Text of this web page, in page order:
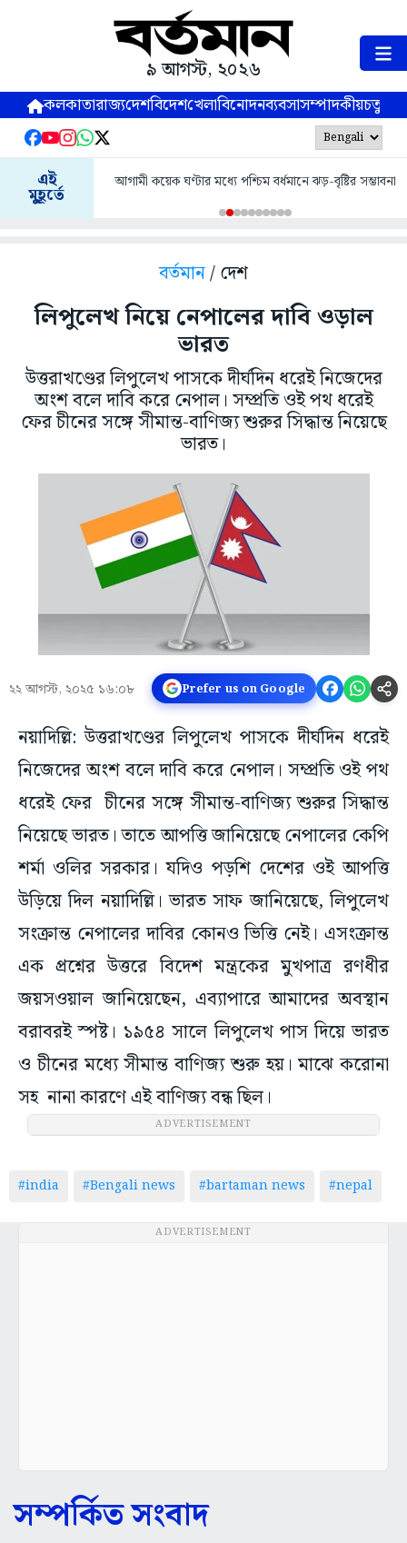
৯ আগস্ট, ২০২৬
কলকাতারাজ্যদেশবিদেশখেলাবিনোদনব্যবসাসম্পাদকীয়
এই
মুহূর্তে
আগামী কয়েক ঘণ্টার মধ্যে পশ্চিম বর্ধমানে ঝড়-বৃষ্টির সম্ভাবনা
বর্তমান/ দেশ
লিপুলেখ নিয়ে নেপালের দাবি ওড়াল
ভারত
উত্তরাখণ্ডের লিপুলেখ পাসকে দীর্ঘদিন ধরেই নিজেদের
অংশ বলে দাবি করে নেপাল। সম্প্রতি ওই পথ ধরেই
ফের চীনের সঙ্গে সীমান্ত-বাণিজ্য শুরুর সিদ্ধান্ত নিয়েছে
ভারত।
২২ আগস্ট, ২০২৫ ১৬:০৮ Prefer us on Google
নয়াদিল্লি: উত্তরাখণ্ডের লিপুলেখ পাসকে দীর্ঘদিন ধরেই
নিজেদের অংশ বলে দাবি করে নেপাল। সম্প্রতি ওই পথ
ধরেই ফের চীনের সঙ্গে সীমান্ত-বাণিজ্য শুরুর সিদ্ধান্ত
নিয়েছে ভারত। তাতে আপত্তি জানিয়েছে নেপালের কেপি
শর্মা ওলির সরকার। যদিও পড়শি দেশের ওই আপত্তি
উড়িয়ে দিল নয়াদিল্লি। ভারত সাফ জানিয়েছে, লিপুলেখ
সংক্রান্ত নেপালের দাবির কোনও ভিত্তি নেই। এসংক্রান্ত
এক প্রশ্নের উত্তরে বিদেশ মন্ত্রকের মুখপাত্র রণধীর
জয়সওয়াল জানিয়েছেন, এব্যাপারে আমাদের অবস্থান
বরাবরই স্পষ্ট। ১৯৫৪ সালে লিপুলেখ পাস দিয়ে ভারত
ও চীনের মধ্যে সীমান্ত বাণিজ্য শুরু হয়। মাঝে করোনা
সহ নানা কারণে এই বাণিজ্য বন্ধ ছিল।
ADVERTISEMENT
#india #Bengali news #bartaman news #nepal
ADVERTISEMENT
সম্পর্কিত সংবাদ